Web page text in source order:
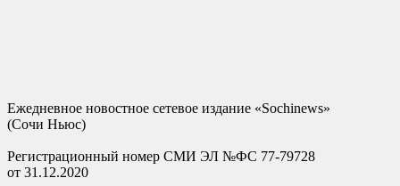
Ежедневное новостное сетевое издание «Sochinews»
(Сочи Ньюс)
Регистрационный номер СМИ ЭЛ №ФС 77-79728
от 31.12.2020